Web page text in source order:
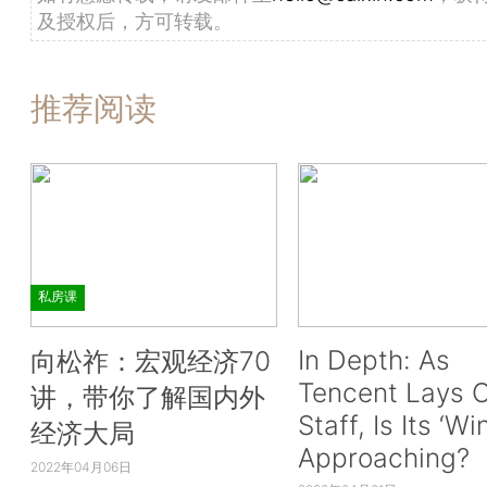
及授权后，方可转载。
推荐阅读
私房课
向松祚：宏观经济70
讲，带你了解国内外
经济大局
2022年04月06日
In Depth: As
Tencent Lays
Staff, Is Its
Approaching?